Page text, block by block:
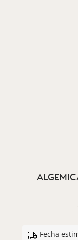
Fecha